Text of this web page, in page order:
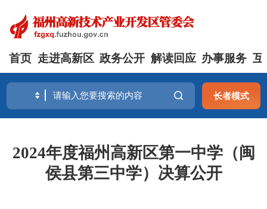
首页 走进高新区 政务公开 解读回应 办事服务 互
长者模式
2024年度福州高新区第一中学（闽
侯县第三中学）决算公开